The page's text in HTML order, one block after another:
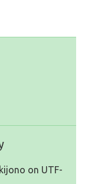
on UTF-